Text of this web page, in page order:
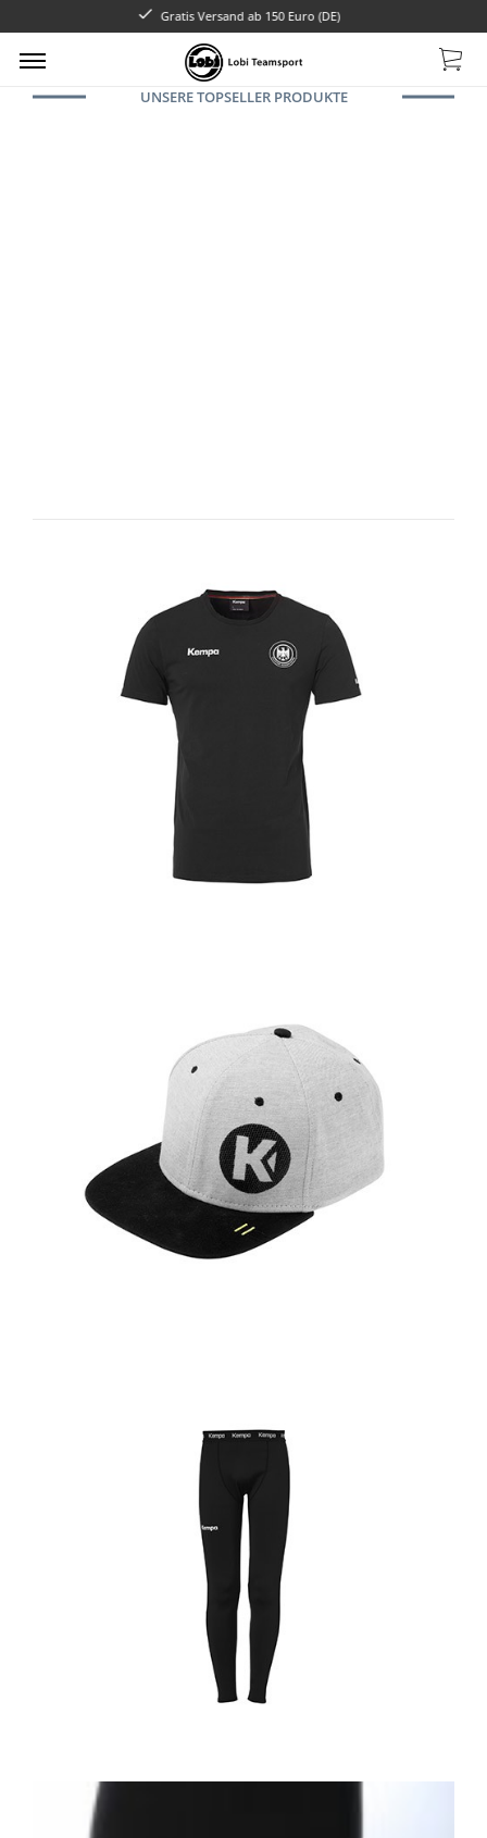
UNSERE TOPSELLER PRODUKTE